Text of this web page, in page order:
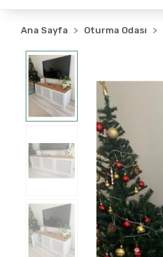
Ana Sayfa Oturma Odası